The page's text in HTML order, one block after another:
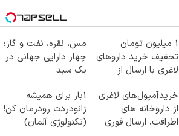
1 میلیون تومان
تخفیف خرید داروهای
لاغری با ارسال از
مس، نقره، نفت و گاز؛
چهار دارایی جهانی در
یک سبد
خریدآمپول‌های لاغری
از داروخانه های
اطرافت، ارسال فوری
1بار برای همیشه
زانودردت رودرمان کن!
(تکنولوژی آلمان)